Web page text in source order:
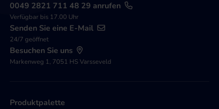
0049 2821 711 48 29 anrufen
Verfügbar bis 17.00 Uhr
Senden Sie eine E-Mail
24/7 geöffnet
Besuchen Sie uns
Markenweg 1, 7051 HS Varsseveld
Produktpalette